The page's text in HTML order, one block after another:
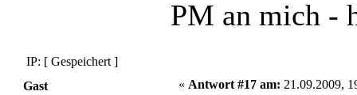
PM an mich -
IP: [ Gespeichert ]
Gast
« Antwort #17 am: 21.09.2009,